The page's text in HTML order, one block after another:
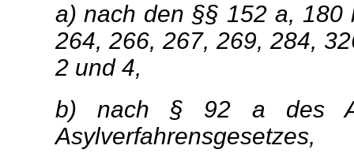
a) nach den §§ 152 a,
264, 266, 267, 269, 284,
2 und 4,
b) nach § 92 a des
Asylverfahrensgesetzes,